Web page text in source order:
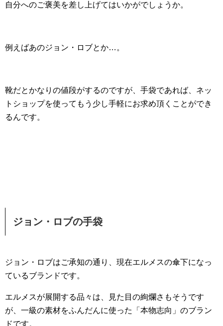
自分へのご褒美を差し上げてはいかがでしょうか。
例えばあのジョン・ロブとか…。
靴だとかなりの値段がするのですが、手袋であれば、ネッ
トショップを使ってもう少し手軽にお求め頂くことができ
るんです。
ジョン・ロブの手袋
ジョン・ロブはご承知の通り、現在エルメスの傘下になっ
ているブランドです。
エルメスが展開する品々は、見た目の絢爛さもそうです
が、一級の素材をふんだんに使った「本物志向」のブラン
ドです。